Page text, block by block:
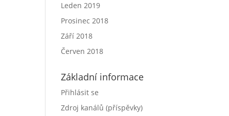
Leden 2019
Prosinec 2018
Září 2018
Červen 2018
Základní informace
Přihlásit se
Zdroj kanálů (příspěvky)